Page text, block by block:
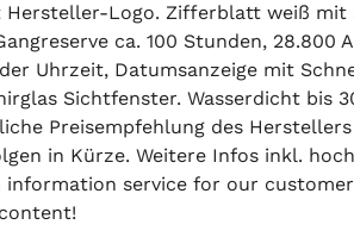
Logo. Zifferblatt weiß
ca. 100 Stunden,
Uhrzeit, Datumsanzeige mit
Sichtfenster. Wasserdicht bis
Preisempfehlung des
in Kürze. Weitere Infos inkl.
service for our